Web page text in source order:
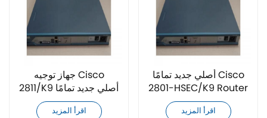
جهاز توجيه Cisco
2811/K9 أصلي جديد تمامًا
اقرأ المزيد
أصلي جديد تمامًا Cisco
2801-HSEC/K9 Router
اقرأ المزيد